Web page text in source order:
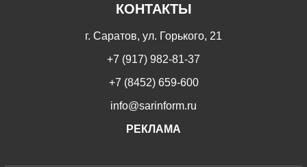
КОНТАКТЫ
г. Саратов, ул. Горького, 21
+7 (917) 982-81-37
+7 (8452) 659-600
info@sarinform.ru
РЕКЛАМА